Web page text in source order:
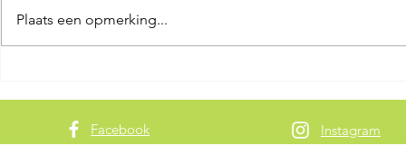
ham
Plaats een opmerking...
Facebook Instagram